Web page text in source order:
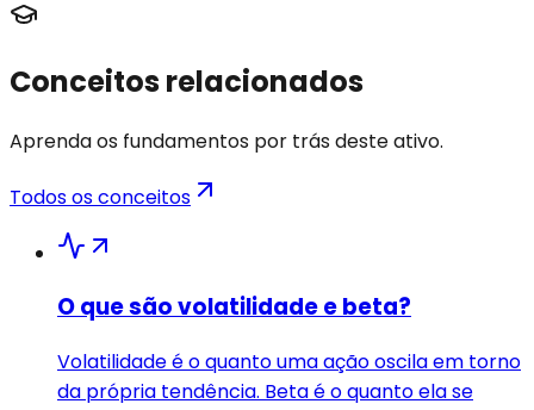
Conceitos relacionados
Aprenda os fundamentos por trás deste ativo.
Todos os conceitos
O que são volatilidade e beta?
Volatilidade é o quanto uma ação oscila em torno
da própria tendência. Beta é o quanto ela se